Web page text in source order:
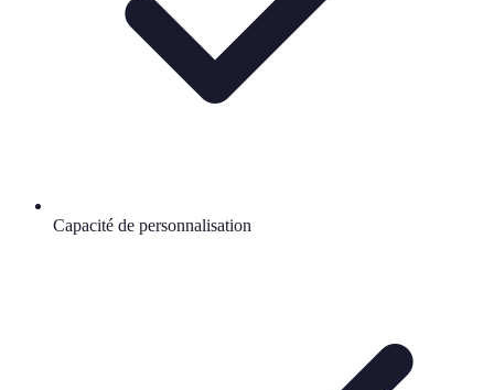
Capacité de personnalisation